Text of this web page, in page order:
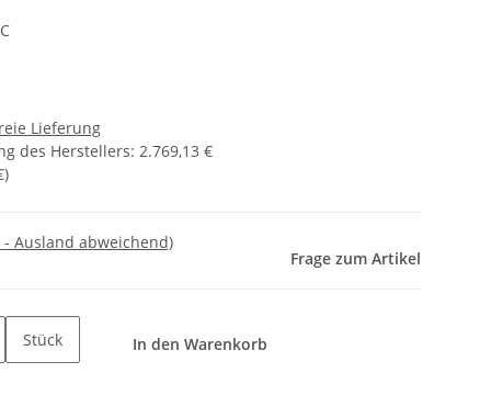
Lieferung
des Herstellers: 2.769,13 €
)
- Ausland abweichend)
Frage zum Artikel
Stück In den Warenkorb